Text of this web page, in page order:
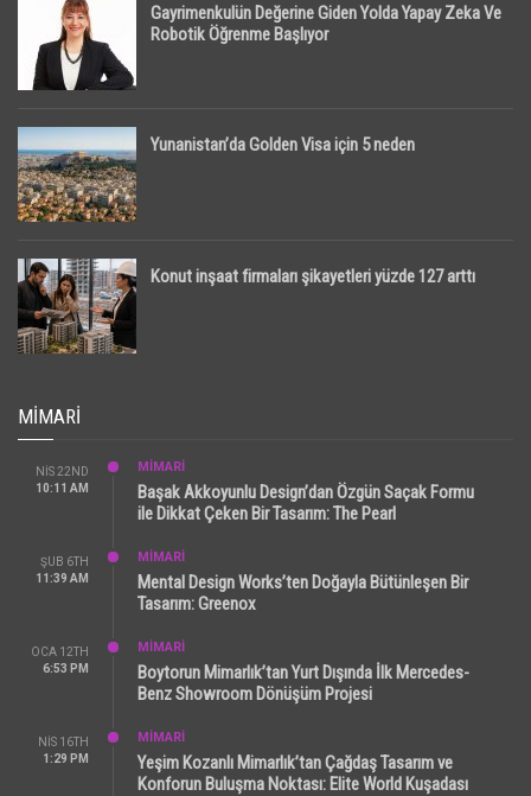
Gayrimenkulün Değerine Giden Yolda Yapay Zeka Ve
Robotik Öğrenme Başlıyor
Yunanistan’da Golden Visa için 5 neden
Konut inşaat firmaları şikayetleri yüzde 127 arttı
MIMARI
NIS 22ND
10:11 AM
MİMARİ
Başak Akkoyunlu Design’dan Özgün Saçak Formu
ile Dikkat Çeken Bir Tasarım: The Pearl
ŞUB 6TH
11:39 AM
MİMARİ
Mental Design Works’ten Doğayla Bütünleşen Bir
Tasarım: Greenox
OCA 12TH
6:53 PM
MİMARİ
Boytorun Mimarlık’tan Yurt Dışında İlk Mercedes-
Benz Showroom Dönüşüm Projesi
NIS 16TH
1:29 PM
MİMARİ
Yeşim Kozanlı Mimarlık’tan Çağdaş Tasarım ve
Konforun Buluşma Noktası: Elite World Kuşadası